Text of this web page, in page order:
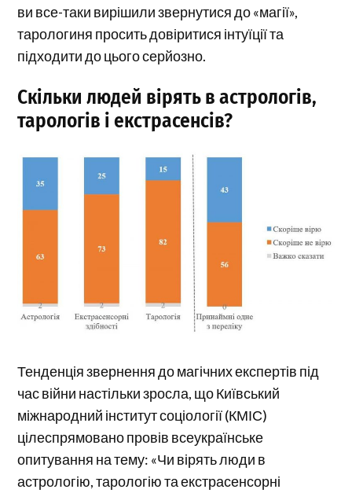
ви все-таки вирішили звернутися до «магії»,
тарологиня просить довіритися інтуїції та
підходити до цього серйозно.
Скільки людей вірять в астрологів,
тарологів і екстрасенсів?
Тенденція звернення до магічних експертів під
час війни настільки зросла, що Київський
міжнародний інститут соціології (КМІС)
цілеспрямовано провів всеукраїнське
опитування на тему: «Чи вірять люди в
астрологію, тарологію та екстрасенсорні